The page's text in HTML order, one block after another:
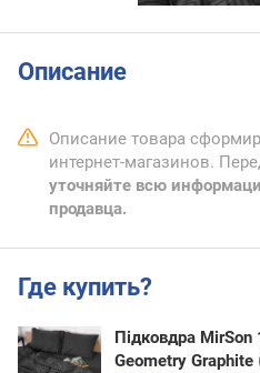
Описание
Описание товара
интернет-магазинов.
уточняйте всю
продавца.
Где купить?
Підковдра
Geometry Graphite